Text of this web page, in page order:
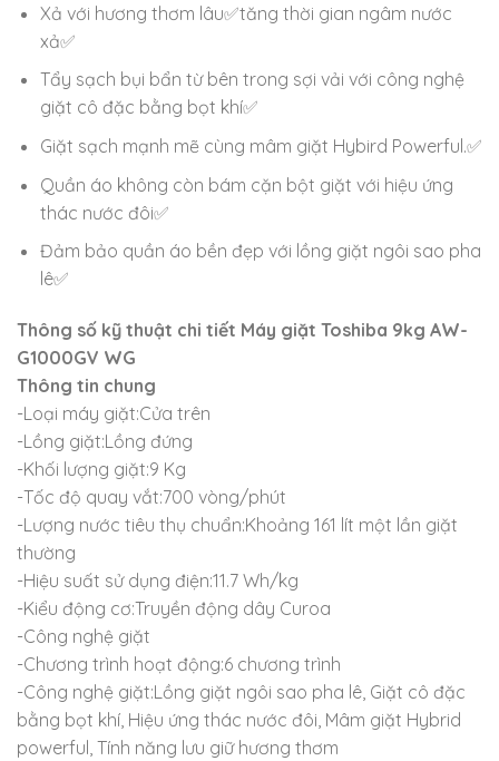
Xả với hương thơm lâu✅tăng thời gian ngâm nước
xả✅
Tẩy sạch bụi bẩn từ bên trong sợi vải với công nghệ
giặt cô đặc bằng bọt khí✅
Giặt sạch mạnh mẽ cùng mâm giặt Hybird Powerful.✅
Quần áo không còn bám cặn bột giặt với hiệu ứng
thác nước đôi✅
Đảm bảo quần áo bền đẹp với lồng giặt ngôi sao pha
lê✅
Thông số kỹ thuật chi tiết Máy giặt Toshiba 9kg AW-
G1000GV WG
Thông tin chung
-Loại máy giặt:Cửa trên
-Lồng giặt:Lồng đứng
-Khối lượng giặt:9 Kg
-Tốc độ quay vắt:700 vòng/phút
-Lượng nước tiêu thụ chuẩn:Khoảng 161 lít một lần giặt
thường
-Hiệu suất sử dụng điện:11.7 Wh/kg
-Kiểu động cơ:Truyền động dây Curoa
-Công nghệ giặt
-Chương trình hoạt động:6 chương trình
-Công nghệ giặt:Lồng giặt ngôi sao pha lê, Giặt cô đặc
bằng bọt khí, Hiệu ứng thác nước đôi, Mâm giặt Hybrid
powerful, Tính năng lưu giữ hương thơm